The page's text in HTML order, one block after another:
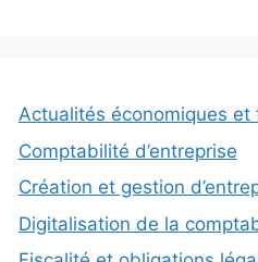
Actualités économiques et
Comptabilité d’entreprise
Création et gestion
Digitalisation de la